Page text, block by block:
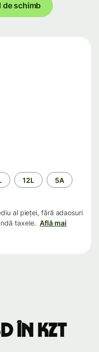
de schimb
12L 5A
al pieței, fără adaosuri
taxele. Află mai
în KZT